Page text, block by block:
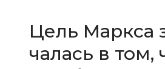
Цель Маркса
ча­лась в том,